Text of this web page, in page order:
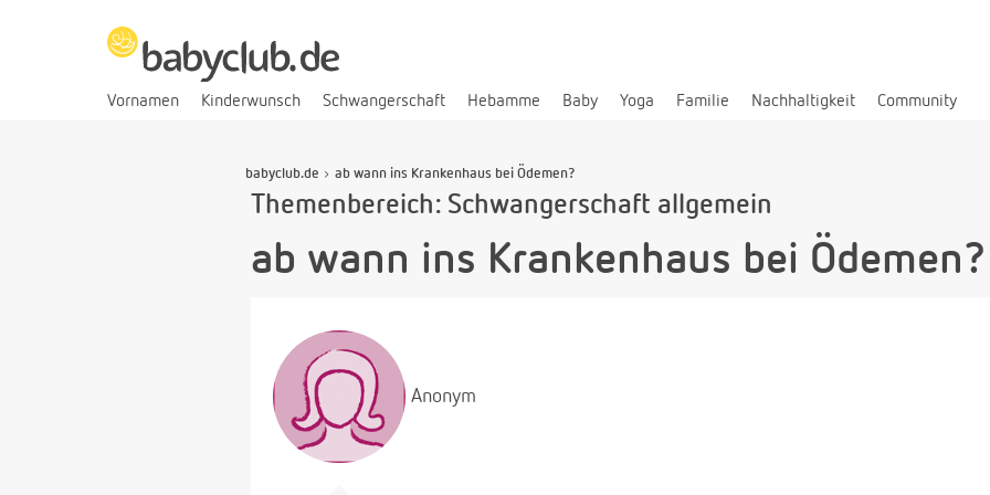
Vornamen Kinderwunsch Schwangerschaft Hebamme Baby Yoga Familie Nachhaltigkeit Community
babyclub.de ab wann ins Krankenhaus bei Ödemen?
Themenbereich: Schwangerschaft allgemein
ab wann ins Krankenhaus bei Ödemen?
Anonym